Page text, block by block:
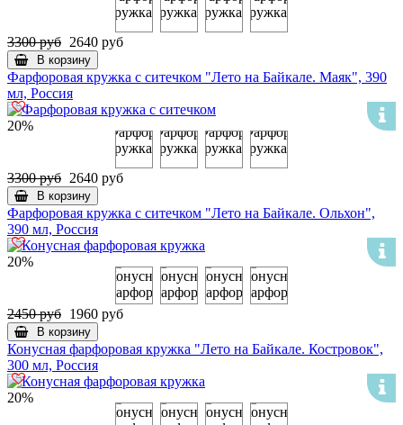
3300 руб 2640 руб
В корзину
Фарфоровая кружка с ситечком "Лето на Байкале. Маяк", 390
мл, Россия
20%
3300 руб 2640 руб
В корзину
Фарфоровая кружка с ситечком "Лето на Байкале. Ольхон",
390 мл, Россия
20%
2450 руб 1960 руб
В корзину
Конусная фарфоровая кружка "Лето на Байкале. Костровок",
300 мл, Россия
20%